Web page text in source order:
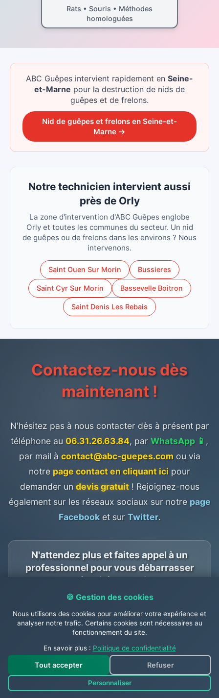
Rats • Souris • Méthodes
homologuées
ABC Guêpes intervient rapidement en Seine-
et-Marne pour la destruction de nids de
guêpes et de frelons.
Nid de guêpes et frelons en Seine-et-
Marne →
Notre technicien intervient aussi
près de Orly
La zone d'intervention d'ABC Guêpes englobe
Orly et toutes les communes du secteur. Un nid
de guêpes ou de frelons dans les environs ? Nous
intervenons.
Saint Ouen Sur Morin Bussieres
Saint Cyr Sur Morin Bassevelle Boitron
Saint Denis Les Rebais
Contactez-nous dès
maintenant !
N'hésitez pas à nous contacter dès à présent par
téléphone au 06.31.26.63.84, par WhatsApp 📱 ,
par mail à contact@abc-guepes.com ou via
notre page contact en cliquant ici pour
demander un devis gratuit ! Rejoignez-nous
également sur les réseaux sociaux sur notre page
Facebook et sur Twitter.
N'attendez plus et faites appel à un
professionnel pour vous débarrasser
en toute sécurité de ces insectes.
🌍Service multilingue: Français •
English • Español • Português
🍪 Gestion des cookies
Nous utilisons des cookies pour améliorer votre expérience et
analyser notre trafic. Certains cookies sont nécessaires au
fonctionnement du site.
En savoir plus : Politique de confidentialité
Tout accepter
Personnaliser
Refuser